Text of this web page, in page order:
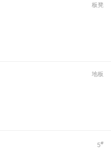
板凳
地板
5#